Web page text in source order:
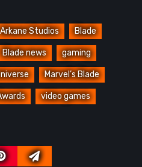
Arkane Studios Blade
Blade news gaming
Marvel’s Blade
video games